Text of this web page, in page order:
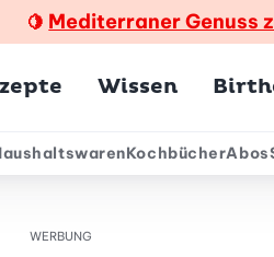
🍋 Mediterraner Genuss
Wissen
KochbücherAbos
WERBUNG